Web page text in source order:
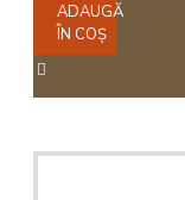
ADAUGĂ
ÎN COŞ